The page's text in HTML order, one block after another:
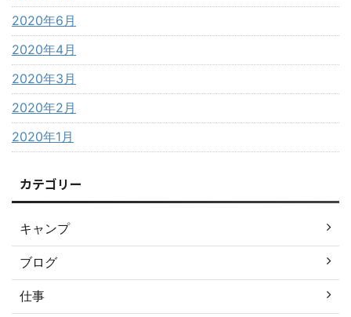
2020年6月
2020年4月
2020年3月
2020年2月
2020年1月
カテゴリー
キャンプ
ブログ
仕事